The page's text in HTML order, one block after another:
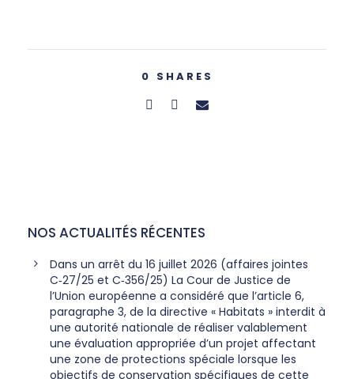
0 SHARES
NOS ACTUALITÉS RÉCENTES
Dans un arrêt du 16 juillet 2026 (affaires jointes
C‑27/25 et C‑356/25) La Cour de Justice de
l’Union européenne a considéré que l’article 6,
paragraphe 3, de la directive « Habitats » interdit à
une autorité nationale de réaliser valablement
une évaluation appropriée d’un projet affectant
une zone de protections spéciale lorsque les
objectifs de conservation spécifiques de cette